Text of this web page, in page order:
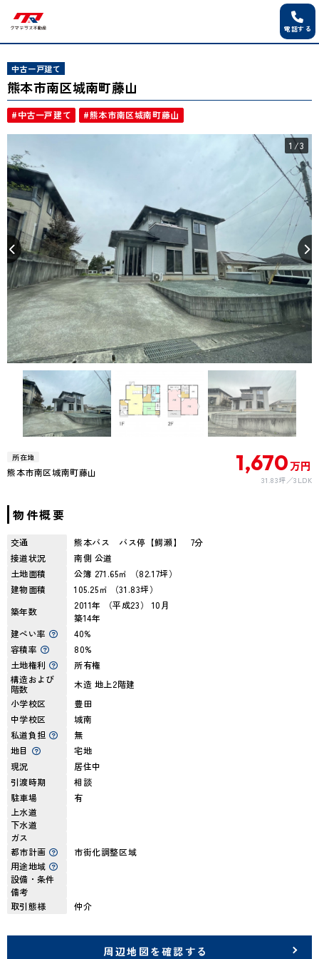
電話する
中古一戸建て
熊本市南区城南町藤山
#中古一戸建て #熊本市南区城南町藤山
1 /3
所在地
熊本市南区城南町藤山 1,670万円
31.83坪 3LDK
物件概要
交通
熊本バス バス停【鰐瀬】 7分
接道状況
南側 公道
土地面積
公簿 271.65㎡ （82.17坪）
建物面積
105.25㎡ （31.83坪）
築年数
2011年 （平成23） 10月
築14年
建ぺい率
40%
容積率
80%
土地権利
所有権
構造および
階数
木造 地上2階建
小学校区
豊田
中学校区
城南
私道負担
無
地目
宅地
現況
居住中
引渡時期
相談
駐車場
有
上水道
下水道
ガス
都市計画
市街化調整区域
用途地域
設備・条件
備考
取引態様
仲介
周辺地図を確認する